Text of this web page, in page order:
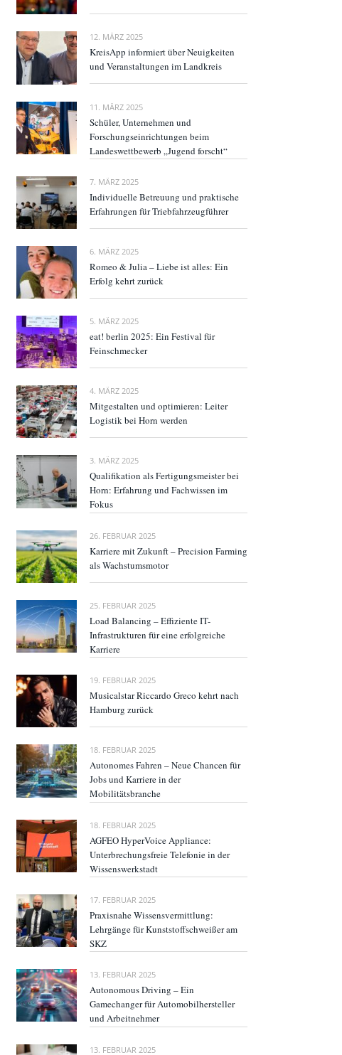
12. MÄRZ 2025
KreisApp informiert über Neuigkeiten
und Veranstaltungen im Landkreis
11. MÄRZ 2025
Schüler, Unternehmen und
Forschungseinrichtungen beim
Landeswettbewerb „Jugend forscht“
7. MÄRZ 2025
Individuelle Betreuung und praktische
Erfahrungen für Triebfahrzeugführer
6. MÄRZ 2025
Romeo & Julia – Liebe ist alles: Ein
Erfolg kehrt zurück
5. MÄRZ 2025
eat! berlin 2025: Ein Festival für
Feinschmecker
4. MÄRZ 2025
Mitgestalten und optimieren: Leiter
Logistik bei Horn werden
3. MÄRZ 2025
Qualifikation als Fertigungsmeister bei
Horn: Erfahrung und Fachwissen im
Fokus
26. FEBRUAR 2025
Karriere mit Zukunft – Precision Farming
als Wachstumsmotor
25. FEBRUAR 2025
Load Balancing – Effiziente IT-
Infrastrukturen für eine erfolgreiche
Karriere
19. FEBRUAR 2025
Musicalstar Riccardo Greco kehrt nach
Hamburg zurück
18. FEBRUAR 2025
Autonomes Fahren – Neue Chancen für
Jobs und Karriere in der
Mobilitätsbranche
18. FEBRUAR 2025
AGFEO HyperVoice Appliance:
Unterbrechungsfreie Telefonie in der
Wissenswerkstadt
17. FEBRUAR 2025
Praxisnahe Wissensvermittlung:
Lehrgänge für Kunststoffschweißer am
SKZ
13. FEBRUAR 2025
Autonomous Driving – Ein
Gamechanger für Automobilhersteller
und Arbeitnehmer
13. FEBRUAR 2025